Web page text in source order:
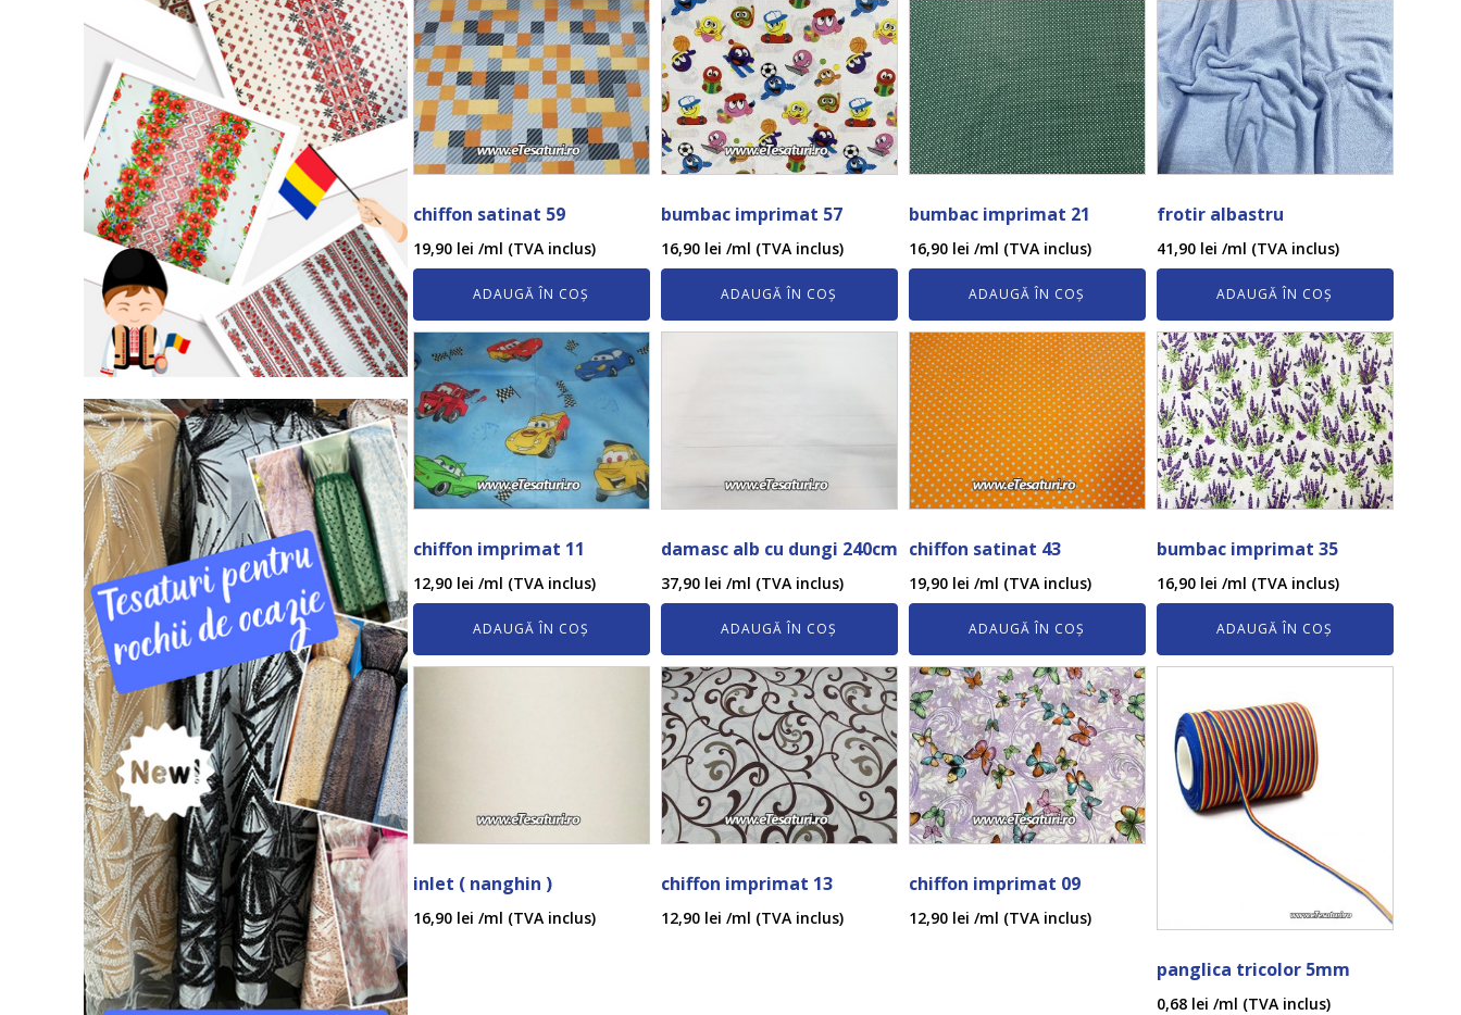
chiffon satinat 59
19,90 lei /ml (TVA inclus)
ADAUGĂ ÎN COȘ
bumbac imprimat 57
16,90 lei /ml (TVA inclus)
ADAUGĂ ÎN COȘ
bumbac imprimat 21
16,90 lei /ml (TVA inclus)
ADAUGĂ ÎN COȘ
frotir albastru
41,90 lei /ml (TVA inclus)
ADAUGĂ ÎN COȘ
chiffon imprimat 11
12,90 lei /ml (TVA inclus)
ADAUGĂ ÎN COȘ
damasc alb cu dungi 240cm
37,90 lei /ml (TVA inclus)
ADAUGĂ ÎN COȘ
chiffon satinat 43
19,90 lei /ml (TVA inclus)
ADAUGĂ ÎN COȘ
bumbac imprimat 35
16,90 lei /ml (TVA inclus)
ADAUGĂ ÎN COȘ
inlet ( nanghin )
16,90 lei /ml (TVA inclus)
chiffon imprimat 13
12,90 lei /ml (TVA inclus)
chiffon imprimat 09
12,90 lei /ml (TVA inclus)
panglica tricolor 5mm
0,68 lei /ml (TVA inclus)